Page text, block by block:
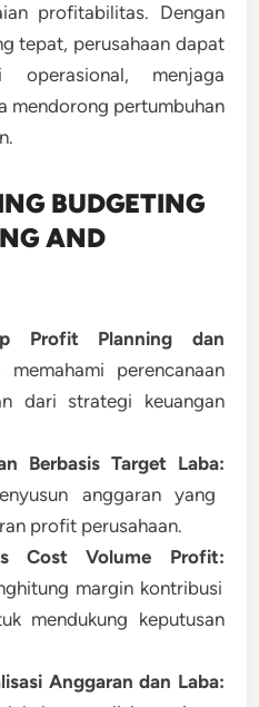
profitabilitas. Dengan
tepat, perusahaan dapat
operasional, menjaga
mendorong pertumbuhan
BUDGETING
AND
Profit Planning dan
memahami perencanaan
dari strategi keuangan
Berbasis Target Laba:
anggaran yang
profit perusahaan.
Cost Volume Profit:
margin kontribusi
mendukung keputusan
Anggaran dan Laba: